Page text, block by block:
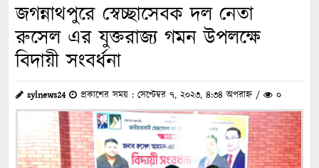
জগন্নাথপুরে স্বেচ্ছাসেবক দল নেতা
রুসেল এর যুক্তরাজ্য গমন উপলক্ষে
বিদায়ী সংবর্ধনা
sylnews24 প্রকাশের সময় : সেপ্টেম্বর ৭, ২০২৩, ৪:৩৪ অপরাহ্ন / ০